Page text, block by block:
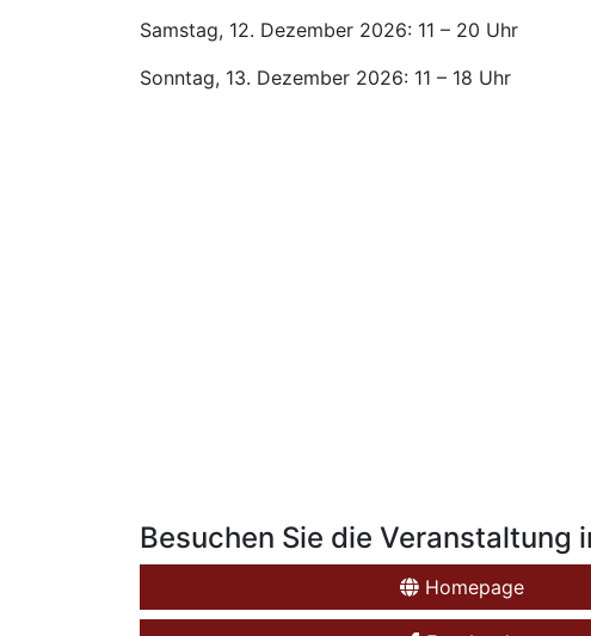
Samstag, 12. Dezember 2026: 11 – 20 Uhr
Sonntag, 13. Dezember 2026: 11 – 18 Uhr
Besuchen Sie die Veranstaltung
Homepage